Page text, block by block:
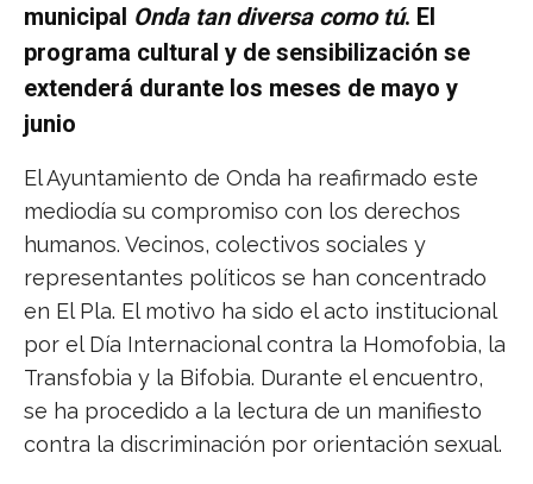
municipal Onda tan diversa como tú. El
programa cultural y de sensibilización se
extenderá durante los meses de mayo y
junio
El Ayuntamiento de Onda ha reafirmado este
mediodía su compromiso con los derechos
humanos. Vecinos, colectivos sociales y
representantes políticos se han concentrado
en El Pla. El motivo ha sido el acto institucional
por el Día Internacional contra la Homofobia, la
Transfobia y la Bifobia. Durante el encuentro,
se ha procedido a la lectura de un manifiesto
contra la discriminación por orientación sexual.